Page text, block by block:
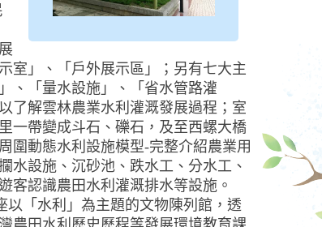
室」、「戶外展示區」；另有七大主
、「量水設施」、「省水管路灌
了解雲林農業水利灌溉發展過程；室
一帶變成斗石、礫石，及至西螺大橋
圍動態水利設施模型-完整介紹農業用
水設施、沉砂池、跌水工、分水工、
客認識農田水利灌溉排水等設施。
「水利」為主題的文物陳列館，透